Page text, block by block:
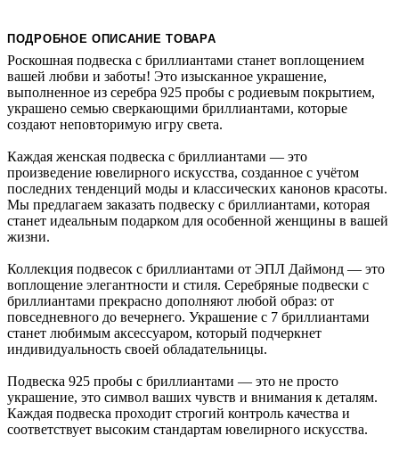
ПОДРОБНОЕ ОПИСАНИЕ ТОВАРА
Роскошная подвеска с бриллиантами станет воплощением
вашей любви и заботы! Это изысканное украшение,
выполненное из серебра 925 пробы с родиевым покрытием,
украшено семью сверкающими бриллиантами, которые
создают неповторимую игру света.
Каждая женская подвеска с бриллиантами — это
произведение ювелирного искусства, созданное с учётом
последних тенденций моды и классических канонов красоты.
Мы предлагаем заказать подвеску с бриллиантами, которая
станет идеальным подарком для особенной женщины в вашей
жизни.
Коллекция подвесок с бриллиантами от ЭПЛ Даймонд — это
воплощение элегантности и стиля. Серебряные подвески с
бриллиантами прекрасно дополняют любой образ: от
повседневного до вечернего. Украшение с 7 бриллиантами
станет любимым аксессуаром, который подчеркнет
индивидуальность своей обладательницы.
Подвеска 925 пробы с бриллиантами — это не просто
украшение, это символ ваших чувств и внимания к деталям.
Каждая подвеска проходит строгий контроль качества и
соответствует высоким стандартам ювелирного искусства.